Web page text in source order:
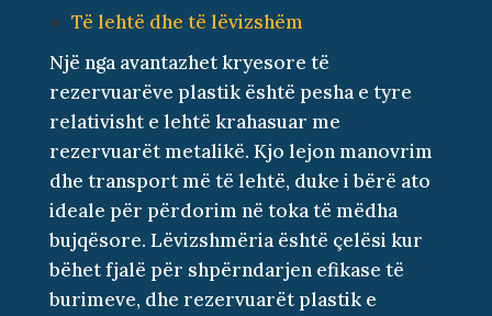
Të lehtë dhe të lëvizshëm
Një nga avantazhet kryesore të
rezervuarëve plastik është pesha e tyre
relativisht e lehtë krahasuar me
rezervuarët metalikë. Kjo lejon manovrim
dhe transport më të lehtë, duke i bërë ato
ideale për përdorim në toka të mëdha
bujqësore. Lëvizshmëria është çelësi kur
bëhet fjalë për shpërndarjen efikase të
burimeve, dhe rezervuarët plastik e